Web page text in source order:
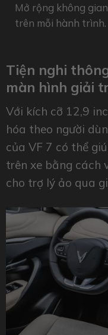
Mở rộng không
trên mỗi hành trình.
Tiện nghi
màn hình giải
Với kích cỡ 12,9
hóa theo người
của VF 7 có thể
trên xe bằng cách
cho trợ lý ảo qua